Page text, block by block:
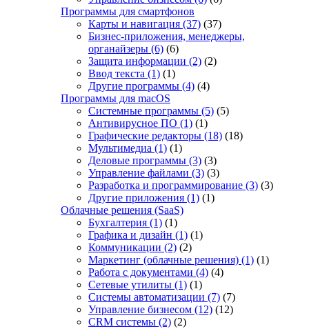
Программы для смартфонов
Карты и навигация (37) (37)
Бизнес-приложения, менеджеры,
органайзеры (6) (6)
Защита информации (2) (2)
Ввод текста (1) (1)
Другие программы (4) (4)
Программы для macOS
Системные программы (5) (5)
Антивирусное ПО (1) (1)
Графические редакторы (18) (18)
Мультимедиа (1) (1)
Деловые программы (3) (3)
Управление файлами (3) (3)
Разработка и программирование (3) (3)
Другие приложения (1) (1)
Облачные решения (SaaS)
Бухгалтерия (1) (1)
Графика и дизайн (1) (1)
Коммуникации (2) (2)
Маркетинг (облачные решения) (1) (1)
Работа с документами (4) (4)
Сетевые утилиты (1) (1)
Системы автоматизации (7) (7)
Управление бизнесом (12) (12)
CRM системы (2) (2)